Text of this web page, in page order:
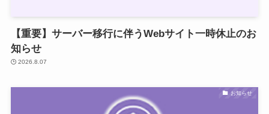
【重要】サーバー移行に伴うWebサイト一時休止のお
知らせ
2026.8.07
お知らせ